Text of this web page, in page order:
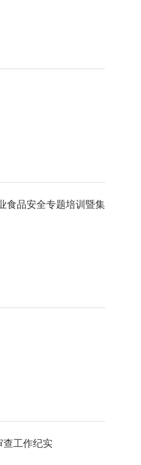
食品安全专题培训暨集
工作纪实